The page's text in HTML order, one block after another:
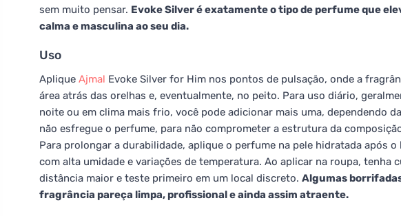
sem muito pensar. Evoke Silver é exatamente o tipo de perfume que
calma e masculina ao seu dia.
Uso
Aplique Ajmal Evoke Silver for Him nos pontos de pulsação, onde a
área atrás das orelhas e, eventualmente, no peito. Para uso diário,
noite ou em clima mais frio, você pode adicionar mais uma, dependendo
não esfregue o perfume, para não comprometer a estrutura da
Para prolongar a durabilidade, aplique o perfume na pele hidratada após
com alta umidade e variações de temperatura. Ao aplicar na roupa, tenha
distância maior e teste primeiro em um local discreto. Algumas
fragrância pareça limpa, profissional e ainda assim atraente.